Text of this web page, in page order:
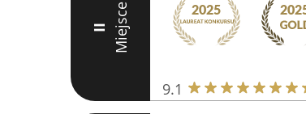
II Miejsce
9.1